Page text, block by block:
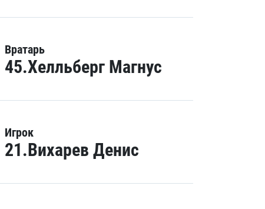
Вратарь
45.Хелльберг Магнус
Игрок
21.Вихарев Денис